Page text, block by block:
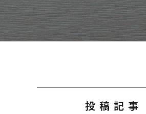
投稿記事